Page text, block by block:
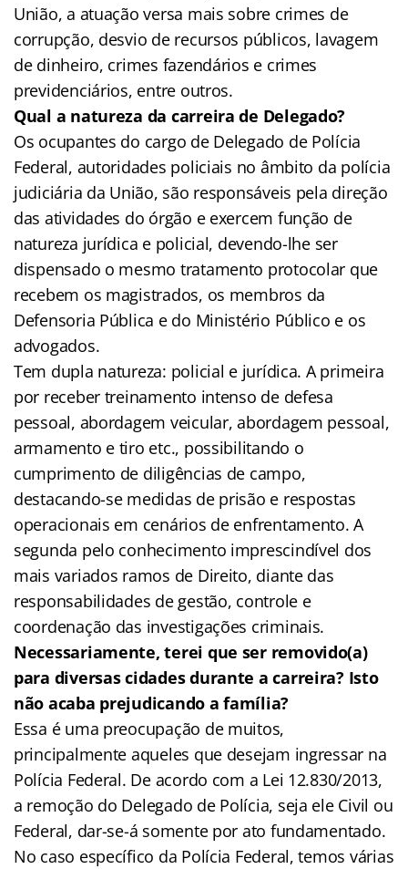
União, a atuação versa mais sobre crimes de
corrupção, desvio de recursos públicos, lavagem
de dinheiro, crimes fazendários e crimes
previdenciários, entre outros.
Qual a natureza da carreira de Delegado?
Os ocupantes do cargo de Delegado de Polícia
Federal, autoridades policiais no âmbito da polícia
judiciária da União, são responsáveis pela direção
das atividades do órgão e exercem função de
natureza jurídica e policial, devendo-lhe ser
dispensado o mesmo tratamento protocolar que
recebem os magistrados, os membros da
Defensoria Pública e do Ministério Público e os
advogados.
Tem dupla natureza: policial e jurídica. A primeira
por receber treinamento intenso de defesa
pessoal, abordagem veicular, abordagem pessoal,
armamento e tiro etc., possibilitando o
cumprimento de diligências de campo,
destacando-se medidas de prisão e respostas
operacionais em cenários de enfrentamento. A
segunda pelo conhecimento imprescindível dos
mais variados ramos de Direito, diante das
responsabilidades de gestão, controle e
coordenação das investigações criminais.
Necessariamente, terei que ser removido(a)
para diversas cidades durante a carreira? Isto
não acaba prejudicando a família?
Essa é uma preocupação de muitos,
principalmente aqueles que desejam ingressar na
Polícia Federal. De acordo com a Lei 12.830/2013,
a remoção do Delegado de Polícia, seja ele Civil ou
Federal, dar-se-á somente por ato fundamentado.
No caso específico da Polícia Federal, temos várias